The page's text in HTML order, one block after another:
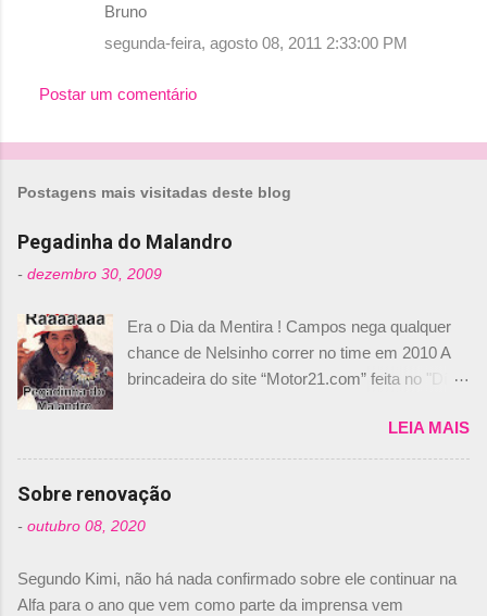
i
s
Bruno
segunda-feira, agosto 08, 2011 2:33:00 PM
Postar um comentário
Postagens mais visitadas deste blog
Pegadinha do Malandro
- dezembro 30, 2009
Era o Dia da Mentira ! Campos nega qualquer
chance de Nelsinho correr no time em 2010 A
brincadeira do site “Motor21.com” feita no "Día
de abril –, afirmando que Nelson Piquet havia
comprado 15% das ações da Campos, dando,
com isso, um lugar no time a Nelsinho Piquet,
foi esclarecida de uma vez por todas por
Daniele Audetto, diretor da escuderia. O
não será o companheiro de Bruno Senna em
LEIA MAIS
Sobre renovação
- outubro 08, 2020
Segundo Kimi, não há nada confirmado sobre ele continuar na
Alfa para o ano que vem como parte da imprensa vem